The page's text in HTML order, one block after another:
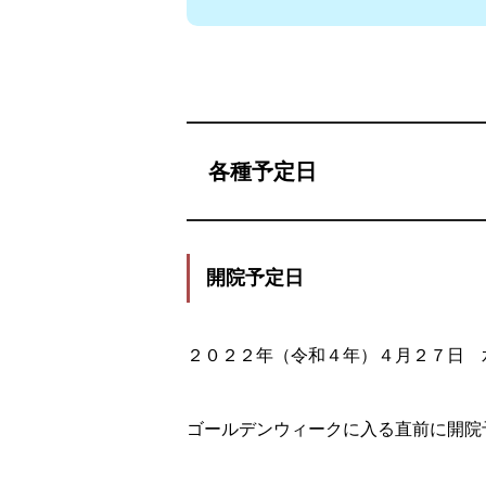
各種予定日
開院予定日
２０２２年（令和４年）４月２７日
ゴールデンウィークに入る直前に開院